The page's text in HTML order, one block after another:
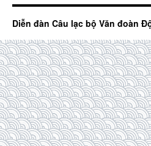
Diễn đàn Câu lạc bộ Văn đoàn